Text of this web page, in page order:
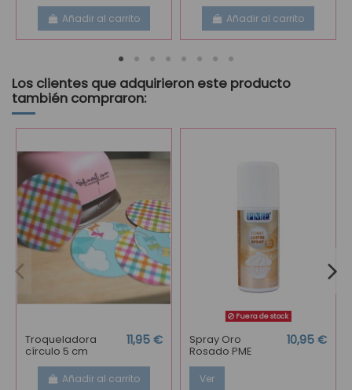
Añadir al carrito Añadir al carrito
Los clientes que adquirieron este producto
también compraron:
Troqueladora
círculo 5 cm
11,95 €
Añadir al carrito
Fuera de stock
Spray Oro
Rosado PME
10,95 €
Ver